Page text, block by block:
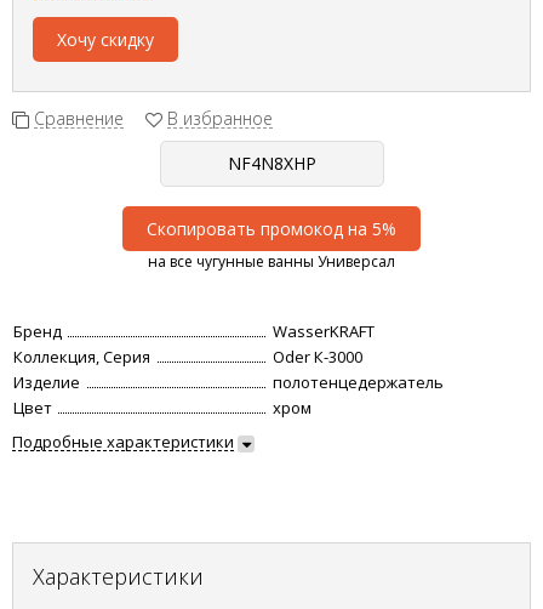
Хочу скидку
Сравнение В избранное
Скопировать промокод на 5%
на все чугунные ванны Универсал
Бренд
WasserKRAFT
Коллекция, Серия
Oder К-3000
Изделие
полотенцедержатель
Цвет
хром
Подробные характеристики
Характеристики